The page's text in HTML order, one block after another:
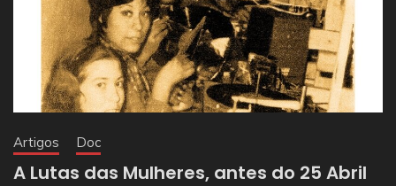
Artigos Doc
A Lutas das Mulheres, antes do 25 Abril